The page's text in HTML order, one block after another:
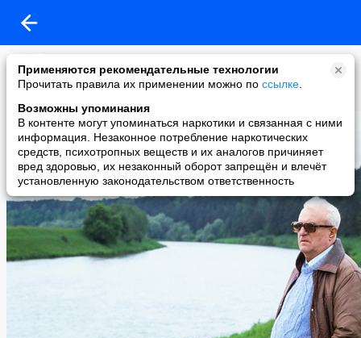
Применяются рекомендательные технологии
Прочитать правила их применении можно по ссылке
Возможны упоминания
В контенте могут упоминаться наркотики и связанная с ними
информация. Незаконное потребление наркотических
средств, психотропных веществ и их аналогов причиняет
вред здоровью, их незаконный оборот запрещён и влечёт
установленную законодательством ответственность
Елена Елена
14-12-2015 19:37
"ДУША ГРУСТИТ О НЕБЕСАХ". Г. СВИРИДОВ и С. ЕСЕНИН